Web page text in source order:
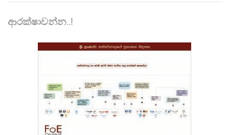
ආරක්ෂාවන්න..!